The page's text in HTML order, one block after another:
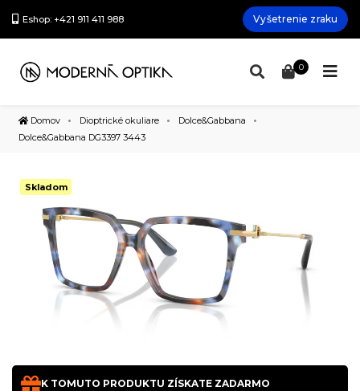
Eshop: +421 911 411 988 Vyšetrenie zraku
0
Domov Dioptrické okuliare
Dolce&Gabbana
Dolce&Gabbana DG3397 3443
Skladom
K TOMUTO PRODUKTU ZÍSKATE ZADARMO